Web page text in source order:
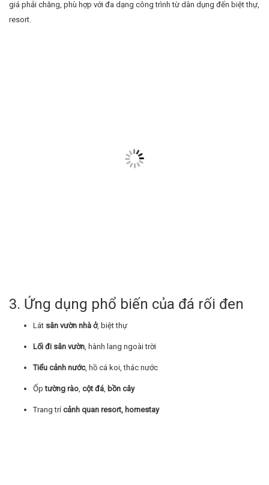
giá phải chăng, phù hợp với đa dạng công trình từ dân dụng đến biệt thự,
resort.
3. Ứng dụng phổ biến của đá rối đen
Lát sân vườn nhà ở, biệt thự
Lối đi sân vườn, hành lang ngoài trời
Tiểu cảnh nước, hồ cá koi, thác nước
Ốptường rào, cột đá, bồn cây
Trang trí cảnh quan resort, homestay